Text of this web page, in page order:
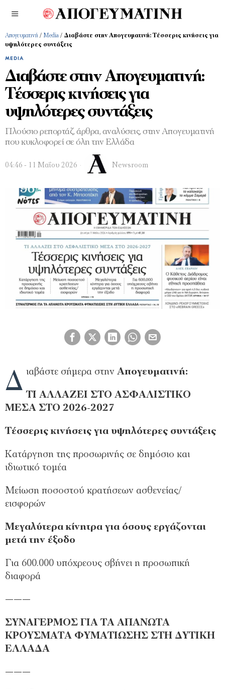
Απογευματινή / Media / Διαβάστε στην Απογευματινή: Τέσσερις κινήσεις για
υψηλότερες συντάξεις
MEDIA
Διαβάστε στην Απογευματινή:
Τέσσερις κινήσεις για
υψηλότερες συντάξεις
Πλούσιο ρεπορτάζ, άρθρα, αναλύσεις, στην Απογευματινή
που κυκλοφορεί σε όλη την Ελλάδα
04:46 - 11 Μαΐου 2026 Newsroom
Δ ιαβάστε σήμερα στην Απογευματινή:
ΤΙ ΑΛΛΑΖΕΙ ΣΤΟ ΑΣΦΑΛΙΣΤΙΚΟ
ΜΕΣΑ ΣΤΟ 2026-2027
Τέσσερις κινήσεις για υψηλότερες συντάξεις
Κατάργηση της προσωρινής σε δημόσιο και
ιδιωτικό τομέα
Μείωση ποσοστού κρατήσεων ασθενείας/
εισφορών
Μεγαλύτερα κίνητρα για όσους εργάζονται
μετά την έξοδο
Για 600.000 υπόχρεους σβήνει η προσωπική
διαφορά
———
ΣΥΝΑΓΕΡΜΟΣ ΓΙΑ ΤΑ ΑΠΑΝΩΤΑ
ΚΡΟΥΣΜΑΤΑ ΦΥΜΑΤΙΩΣΗΣ ΣΤΗ ΔΥΤΙΚΗ
ΕΛΛΑΔΑ
———